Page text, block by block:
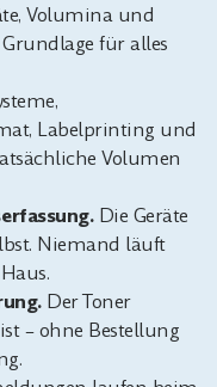
Volumina und
für alles
Labelprinting und
Volumen
Die Geräte
Niemand läuft
Der Toner
– ohne Bestellung